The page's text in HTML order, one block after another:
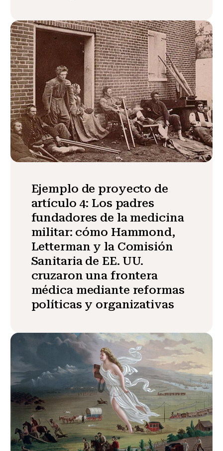
Ejemplo de proyecto de
artículo 4: Los padres
fundadores de la medicina
militar: cómo Hammond,
Letterman y la Comisión
Sanitaria de EE. UU.
cruzaron una frontera
médica mediante reformas
políticas y organizativas